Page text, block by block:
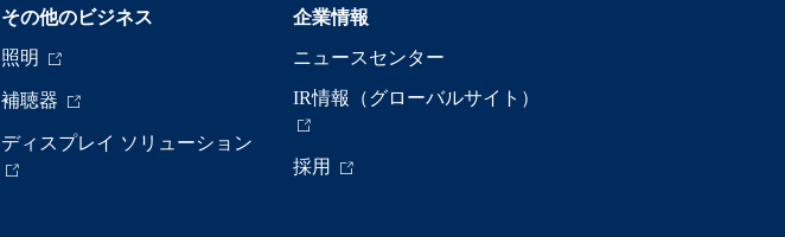
その他のビジネス
照明
補聴器
ディスプレイ ソリューション
企業情報
ニュースセンター
IR情報（グローバルサイト）
採用